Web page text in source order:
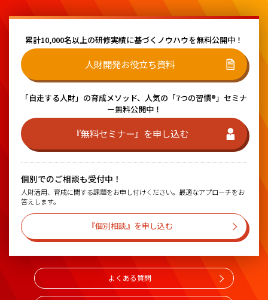
累計10,000名以上の研修実績に基づく ノウハウを無料公開中！
人財開発お役立ち資料
「自走する人財」の育成メソッド、 人気の「7つの習慣®」セミナ
ー無料公開中！
『無料セミナー』を申し込む
個別でのご相談も受付中！
人財活用、育成に関する課題をお申し付けください。最適なアプローチをお
答えします。
『個別相談』を申し込む
よくある質問